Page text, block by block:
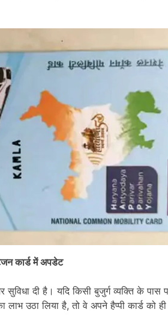
कार्ड में अपडेट
सुविधा दी है। यदि किसी बुजुर्ग व्यक्ति के
लाभ उठा लिया है, तो वे अपने हैप्पी कार्ड को